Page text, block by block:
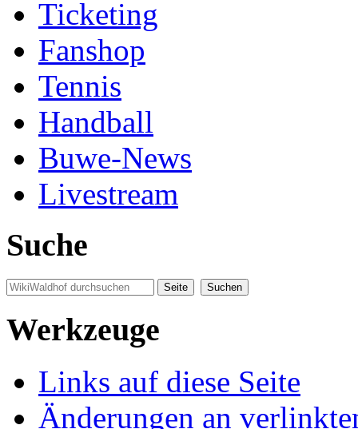
Ticketing
Fanshop
Tennis
Handball
Buwe-News
Livestream
Suche
Werkzeuge
Links auf diese Seite
Änderungen an